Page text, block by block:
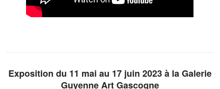
Exposition du 11 mai au 17 juin 2023 à la Galerie
Guyenne Art Gascogne